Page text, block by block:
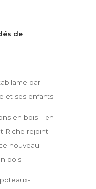
de
par
et ses enfants
en bois – en
Riche rejoint
nouveau
bois